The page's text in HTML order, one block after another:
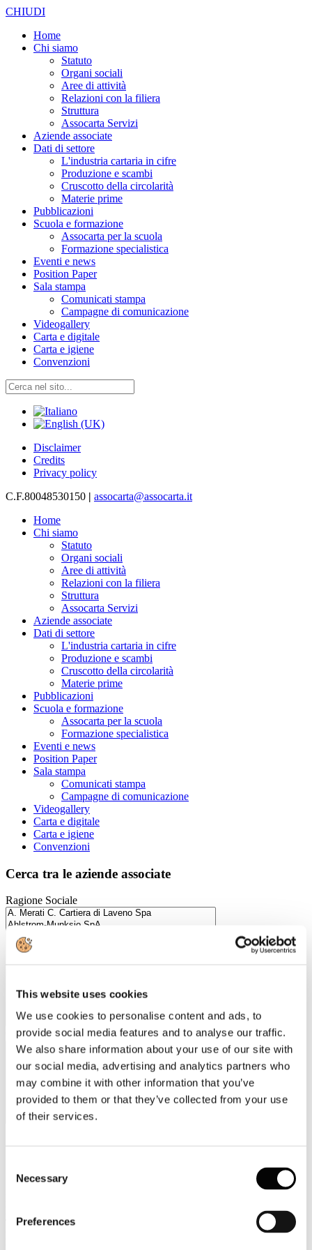
This website uses cookies
We use cookies to personalise content and ads, to
provide social media features and to analyse our traffic.
We also share information about your use of our site with
our social media, advertising and analytics partners who
may combine it with other information that you’ve
provided to them or that they’ve collected from your use
of their services.
Selection
Necessary
Preferences
CHIUDI
Home
Chi siamo
Statuto
Organi sociali
Aree di attività
Relazioni con la filiera
Struttura
Assocarta Servizi
Aziende associate
Dati di settore
L'industria cartaria in cifre
Produzione e scambi
Cruscotto della circolarità
Materie prime
Pubblicazioni
Scuola e formazione
Assocarta per la scuola
Formazione specialistica
Eventi e news
Position Paper
Sala stampa
Comunicati stampa
Campagne di comunicazione
Videogallery
Carta e digitale
Carta e igiene
Convenzioni
Disclaimer
Credits
Privacy policy
C.F.80048530150 | assocarta@assocarta.it
Home
Chi siamo
Statuto
Organi sociali
Aree di attività
Relazioni con la filiera
Struttura
Assocarta Servizi
Aziende associate
Dati di settore
L'industria cartaria in cifre
Produzione e scambi
Cruscotto della circolarità
Materie prime
Pubblicazioni
Scuola e formazione
Assocarta per la scuola
Formazione specialistica
Eventi e news
Position Paper
Sala stampa
Comunicati stampa
Campagne di comunicazione
Videogallery
Carta e digitale
Carta e igiene
Convenzioni
Cerca tra le aziende associate
Ragione Sociale
Categorie merceologiche
Tel. +39 02-290.03018 r.a